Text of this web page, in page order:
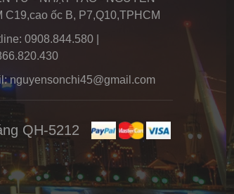
C19,cao ốc B, P7,Q10,TPHCM
0908.844.580 |
nguyensonchi45@gmail.com
QH-5212